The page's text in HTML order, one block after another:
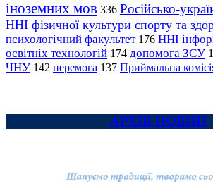
іноземних мов 336 Російсько-
ННІ фізичної культури спорту та
психологічний факультет 176 ННІ
освітніх технологій 174 допомога ЗСУ
ЧНУ 142 перемога 137 Приймальна
АРХІВ НОВИН